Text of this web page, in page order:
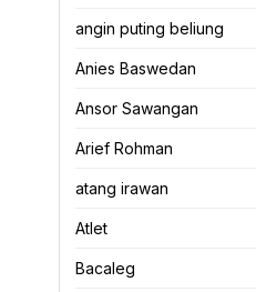
angin puting beliung
Anies Baswedan
Ansor Sawangan
Arief Rohman
atang irawan
Atlet
Bacaleg